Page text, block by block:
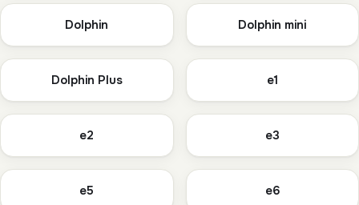
Dolphin Dolphin mini
Dolphin Plus e1
e2 e3
e5 e6